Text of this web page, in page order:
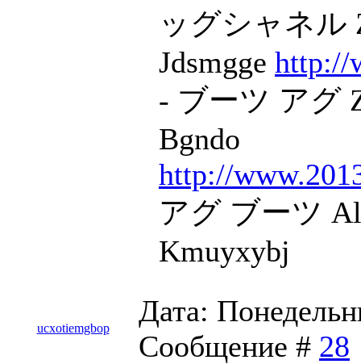
ッグシャネル
Jdsmgge http://
- ブーツ アグ
Bgndo
http://
アグ ブーツ
Kmuyxybj
ucxotiemgbop
Дата:
Сообщение # 28